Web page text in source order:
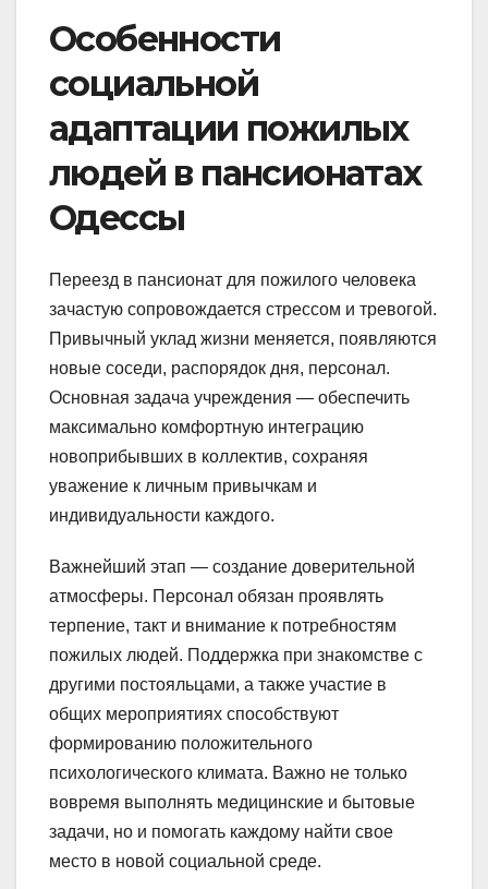
Особенности
социальной
адаптации пожилых
людей в пансионатах
Одессы
Переезд в пансионат для пожилого человека
зачастую сопровождается стрессом и тревогой.
Привычный уклад жизни меняется, появляются
новые соседи, распорядок дня, персонал.
Основная задача учреждения — обеспечить
максимально комфортную интеграцию
новоприбывших в коллектив, сохраняя
уважение к личным привычкам и
индивидуальности каждого.
Важнейший этап — создание доверительной
атмосферы. Персонал обязан проявлять
терпение, такт и внимание к потребностям
пожилых людей. Поддержка при знакомстве с
другими постояльцами, а также участие в
общих мероприятиях способствуют
формированию положительного
психологического климата. Важно не только
вовремя выполнять медицинские и бытовые
задачи, но и помогать каждому найти свое
место в новой социальной среде.